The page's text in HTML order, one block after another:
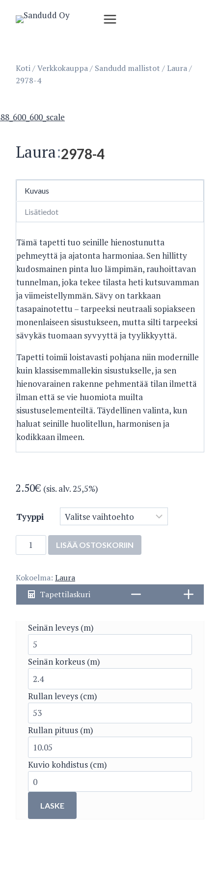
sisältöön
Koti/Verkkokauppa/ Sandudd mallistot / Laura/
2978-4
Laura:2978-4
Kuvaus
Lisätiedot
Tämä tapetti tuo seinille hienostunutta
pehmeyttä ja ajatonta harmoniaa. Sen hillitty
kudosmainen pinta luo lämpimän, rauhoittavan
tunnelman, joka tekee tilasta heti kutsuvamman
ja viimeistellymmän. Sävy on tarkkaan
tasapainotettu – tarpeeksi neutraali sopiakseen
monenlaiseen sisustukseen, mutta silti tarpeeksi
sävykäs tuomaan syvyyttä ja tyylikkyyttä.
Tapetti toimii loistavasti pohjana niin modernille
kuin klassisemmallekin sisustukselle, ja sen
hienovarainen rakenne pehmentää tilan ilmettä
ilman että se vie huomiota muilta
sisustuselementeiltä. Täydellinen valinta, kun
haluat seinille huolitellun, harmonisen ja
kodikkaan ilmeen.
2.50€ (sis. alv. 25,5%)
Tyyppi
2978-
4
LISÄÄ OSTOSKORIIN
Kokoelma: Laura
Tapettilaskuri
Seinän leveys (m)
Seinän korkeus (m)
Rullan leveys (cm)
Rullan pituus (m)
Kuvio kohdistus (cm)
LASKE